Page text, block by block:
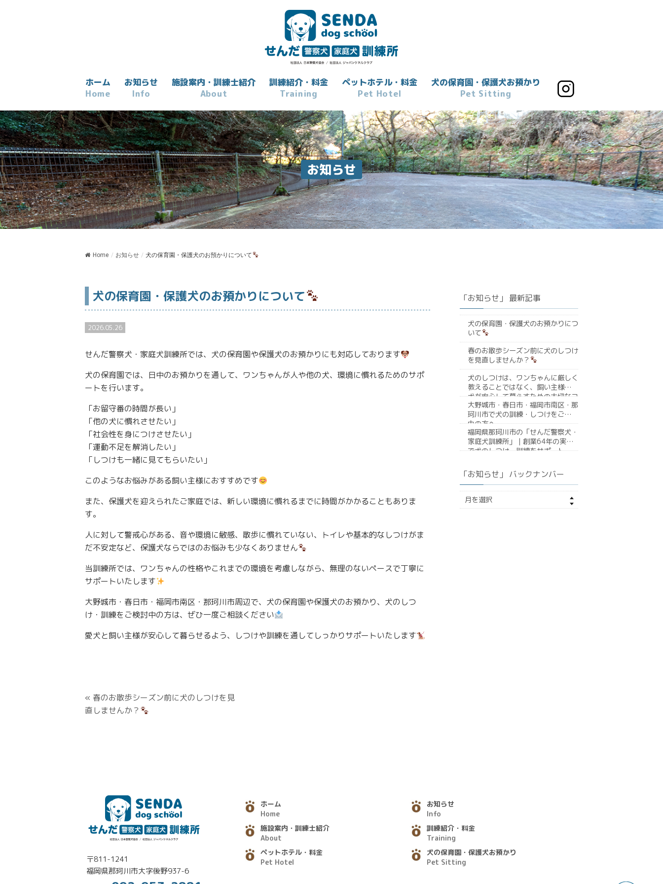
ホーム
Home
お知らせ
Info
施設案内・訓練士紹介
About
訓練紹介・料金
Training
ペットホテル・料金
Pet Hotel
犬の保育園・保護犬お預かり
Pet Sitting
お知らせ
Home / お知らせ / 犬の保育園・保護犬のお預かりについて
犬の保育園・保護犬のお預かりについて
2026.05.26
せんだ警察犬・家庭犬訓練所では、犬の保育園や保護犬のお預かりにも対応しております
犬の保育園では、日中のお預かりを通して、ワンちゃんが人や他の犬、環境に慣れるためのサポ
ートを行います。
「お留守番の時間が長い」
「他の犬に慣れさせたい」
「社会性を身につけさせたい」
「運動不足を解消したい」
「しつけも一緒に見てもらいたい」
このようなお悩みがある飼い主様におすすめです
また、保護犬を迎えられたご家庭では、新しい環境に慣れるまでに時間がかかることもありま
す。
人に対して警戒心がある、音や環境に敏感、散歩に慣れていない、トイレや基本的なしつけがま
だ不安定など、保護犬ならではのお悩みも少なくありません
当訓練所では、ワンちゃんの性格やこれまでの環境を考慮しながら、無理のないペースで丁寧に
サポートいたします
大野城市・春日市・福岡市南区・那珂川市周辺で、犬の保育園や保護犬のお預かり、犬のしつ
け・訓練をご検討中の方は、ぜひ一度ご相談ください
愛犬と飼い主様が安心して暮らせるよう、しつけや訓練を通してしっかりサポートいたします
« 春のお散歩シーズン前に犬のしつけを見
直しませんか？
「お知らせ」 最新記事
犬の保育園・保護犬のお預かりにつ
いて
春のお散歩シーズン前に犬のしつけ
を見直しませんか？
犬のしつけは、ワンちゃんに厳しく
教えることではなく、飼い主様と愛
犬が安心して暮らすための大切なコ
ミュニケーションです
大野城市・春日市・福岡市南区・那
珂川市で犬の訓練・しつけをご検討
中の方へ
福岡県那珂川市の「せんだ警察犬・
家庭犬訓練所」｜創業64年の実績
で犬のしつけ・訓練をサポート
「お知らせ」 バックナンバー
〒811-1241
福岡県那珂川市大字後野937-6
ホーム
Home
お知らせ
Info
施設案内・訓練士紹介
About
訓練紹介・料金
Training
ペットホテル・料金
Pet Hotel
犬の保育園・保護犬お預かり
Pet Sitting